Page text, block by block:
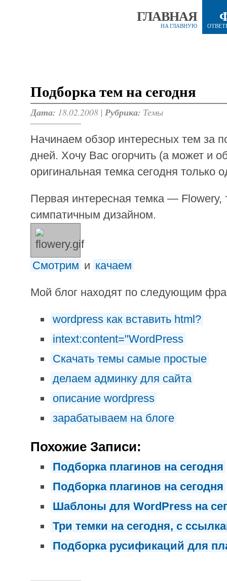
ГЛАВНАЯ
НА ГЛАВНУЮ
Подборка тем на сегодня
Дата: 18.02.2008 | Рубрика: Темы
Начинаем обзор интересных тем за
дней. Хочу Вас огорчить (а может и
оригинальная темка сегодня только
Первая интересная темка — Flowery,
симпатичным дизайном.
Смотрим и качаем
Мой блог находят по следующим
wordpress как вставить html?
intext:content="WordPress
Cкачать темы самые простые
делаем админку для сайта
описание wordpress
зарабатываем на блоге
Похожие Записи:
Подборка плагинов на сегодня
Подборка плагинов на сегодня
Шаблоны для WordPress на
Три темки на сегодня, с
Подборка русификаций для